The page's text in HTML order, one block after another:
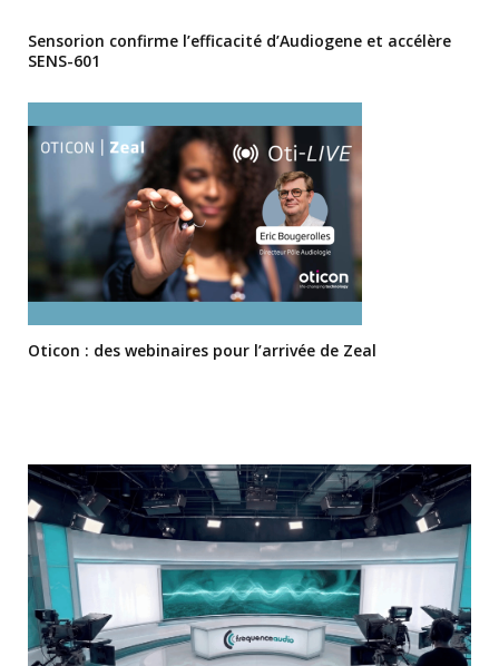
Sensorion confirme l’efficacité d’Audiogene et accélère
SENS-601
Oticon : des webinaires pour l’arrivée de Zeal